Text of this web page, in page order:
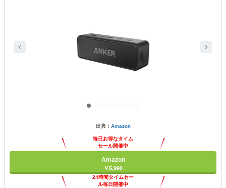
出典： Amazon
毎日お得なタイム
セール開催中
Amazon
￥5,990
24時間タイムセー
ル毎日開催中